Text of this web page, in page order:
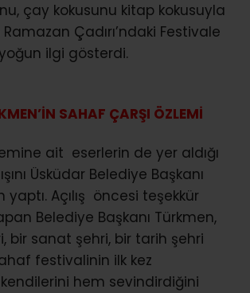
çay kokusunu kitap kokusuyla
Çadırı’ndaki Festivale
ilgi gösterdi.
SAHAF ÇARŞI ÖZLEMİ
ait eserlerin de yer aldığı
Üsküdar Belediye Başkanı
yaptı. Açılış öncesi teşekkür
Belediye Başkanı Türkmen,
bir sanat şehri, bir tarih şehri
festivalinin ilk kez
kendilerini hem sevindirdiğini